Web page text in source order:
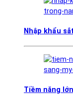
Nhập khẩu
Tiềm năng